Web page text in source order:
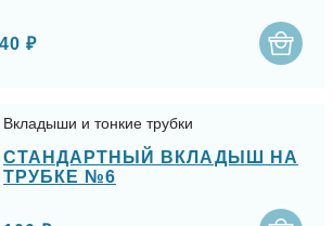
₽
Вкладыши и тонкие трубки
СТАНДАРТНЫЙ ВКЛАДЫШ НА
ТРУБКЕ №6